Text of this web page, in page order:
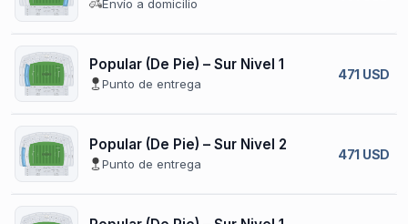
Envío a domicilio
Popular (De Pie) – Sur Nivel 1
Punto de entrega
471 USD
Popular (De Pie) – Sur Nivel 2
Punto de entrega
471 USD